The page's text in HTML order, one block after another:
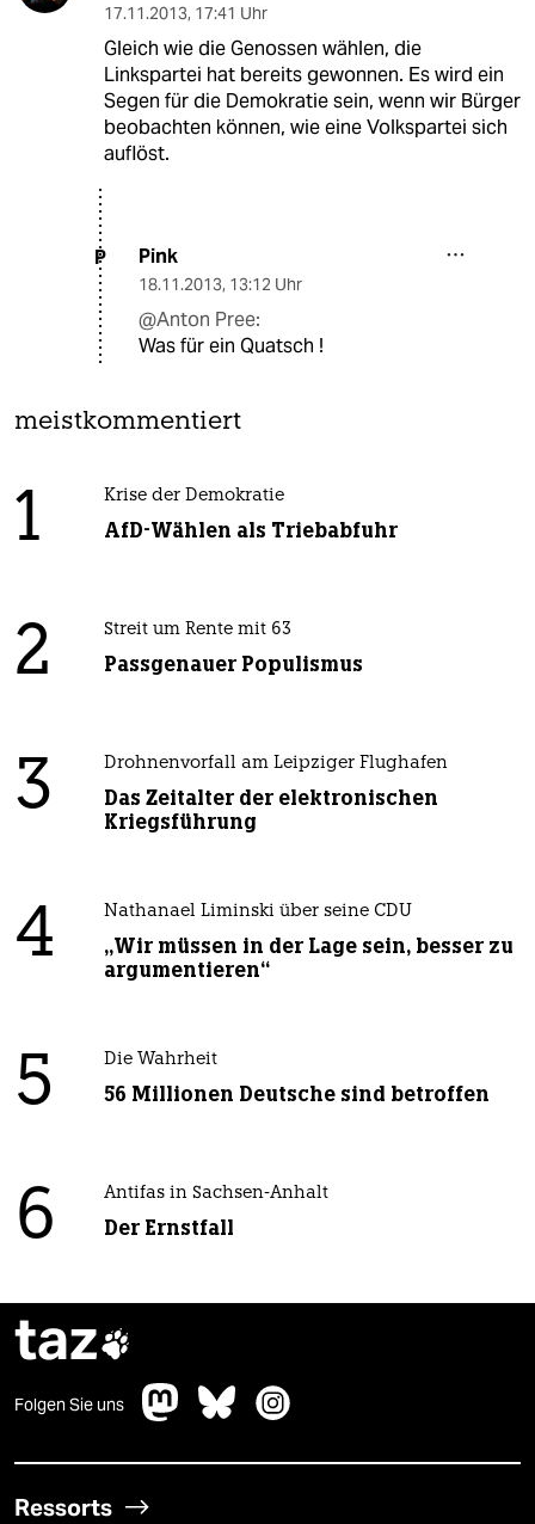
17.11.2013, 17:41 Uhr
Gleich wie die Genossen wählen, die
Linkspartei hat bereits gewonnen. Es wird ein
Segen für die Demokratie sein, wenn wir Bürger
beobachten können, wie eine Volkspartei sich
auflöst.
P Pink
18.11.2013, 13:12 Uhr
@Anton Pree:
Was für ein Quatsch !
meistkommentiert
1 Krise der Demokratie
AfD-Wählen als Triebabfuhr
2 Streit um Rente mit 63
Passgenauer Populismus
3 Drohnenvorfall am Leipziger Flughafen
Das Zeitalter der elektronischen
Kriegsführung
4 Nathanael Liminski über seine CDU
„Wir müssen in der Lage sein, besser zu
argumentieren“
5 Die Wahrheit
56 Millionen Deutsche sind betroffen
6 Antifas in Sachsen-Anhalt
Der Ernstfall
taz
Folgen Sie uns
Ressorts